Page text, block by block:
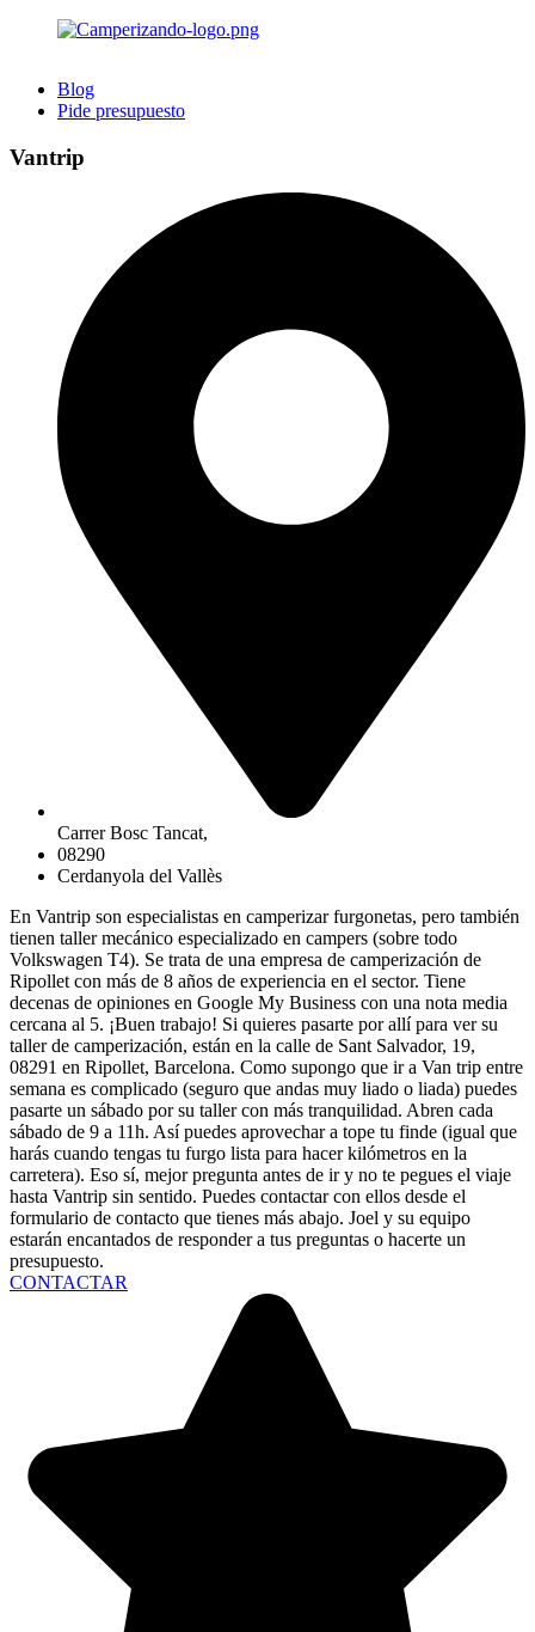
Blog
Pide presupuesto
Vantrip
Carrer Bosc Tancat,
08290
Cerdanyola del Vallès
En Vantrip son especialistas en camperizar furgonetas, pero también
tienen taller mecánico especializado en campers (sobre todo
Volkswagen T4). Se trata de una empresa de camperización de
Ripollet con más de 8 años de experiencia en el sector. Tiene
decenas de opiniones en Google My Business con una nota media
cercana al 5. ¡Buen trabajo! Si quieres pasarte por allí para ver su
taller de camperización, están en la calle de Sant Salvador, 19,
08291 en Ripollet, Barcelona. Como supongo que ir a Van trip entre
semana es complicado (seguro que andas muy liado o liada) puedes
pasarte un sábado por su taller con más tranquilidad. Abren cada
sábado de 9 a 11h. Así puedes aprovechar a tope tu finde (igual que
harás cuando tengas tu furgo lista para hacer kilómetros en la
carretera). Eso sí, mejor pregunta antes de ir y no te pegues el viaje
hasta Vantrip sin sentido. Puedes contactar con ellos desde el
formulario de contacto que tienes más abajo. Joel y su equipo
estarán encantados de responder a tus preguntas o hacerte un
presupuesto.
CONTACTAR